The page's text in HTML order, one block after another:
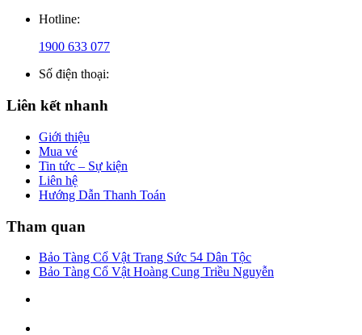
Hotline:
1900 633 077
Số điện thoại:
Liên kết nhanh
Giới thiệu
Mua vé
Tin tức – Sự kiện
Liên hệ
Hướng Dẫn Thanh Toán
Tham quan
Bảo Tàng Cổ Vật Trang Sức 54 Dân Tộc
Bảo Tàng Cổ Vật Hoàng Cung Triều Nguyễn